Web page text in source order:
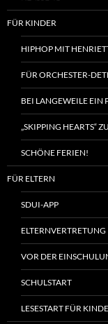
FÜR KINDER
HIPHOP MIT
FÜR ORCHESTER-
BEI LANGEWEILE EIN
„SKIPPING HEARTS“
SCHÖNE FERIEN!
FÜR ELTERN
SDUI-APP
ELTERNVERTRETUNG
VOR DER
SCHULSTART
LESESTART FÜR